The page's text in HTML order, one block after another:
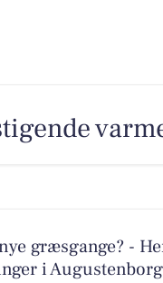
græsgange? -
i